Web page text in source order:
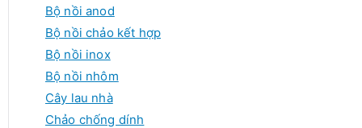
Bộ nồi anod
Bộ nồi chảo kết hợp
Bộ nồi inox
Bộ nồi nhôm
Cây lau nhà
Chảo chống dính